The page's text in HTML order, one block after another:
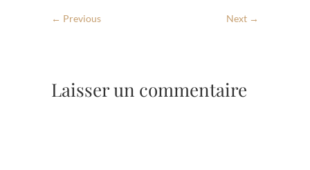
← Previous Next →
Laisser un commentaire